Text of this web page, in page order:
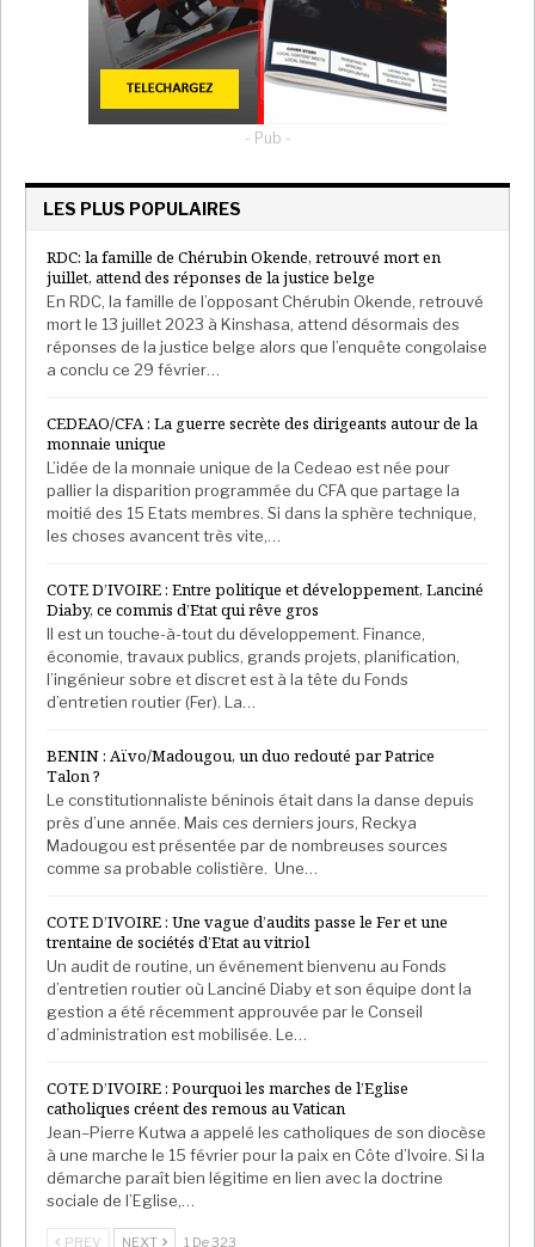
- Pub -
LES PLUS POPULAIRES
RDC: la famille de Chérubin Okende, retrouvé mort en
juillet, attend des réponses de la justice belge
En RDC, la famille de l’opposant Chérubin Okende, retrouvé
mort le 13 juillet 2023 à Kinshasa, attend désormais des
réponses de la justice belge alors que l’enquête congolaise
a conclu ce 29 février…
CEDEAO/CFA : La guerre secrète des dirigeants autour de la
monnaie unique
L’idée de la monnaie unique de la Cedeao est née pour
pallier la disparition programmée du CFA que partage la
moitié des 15 Etats membres. Si dans la sphère technique,
les choses avancent très vite,…
COTE D’IVOIRE : Entre politique et développement, Lanciné
Diaby, ce commis d’Etat qui rêve gros
Il est un touche-à-tout du développement. Finance,
économie, travaux publics, grands projets, planification,
l’ingénieur sobre et discret est à la tête du Fonds
d’entretien routier (Fer). La…
BENIN : Aïvo/Madougou, un duo redouté par Patrice
Talon ?
Le constitutionnaliste béninois était dans la danse depuis
près d’une année. Mais ces derniers jours, Reckya
Madougou est présentée par de nombreuses sources
comme sa probable colistière. Une…
COTE D’IVOIRE : Une vague d’audits passe le Fer et une
trentaine de sociétés d’Etat au vitriol
Un audit de routine, un événement bienvenu au Fonds
d’entretien routier où Lanciné Diaby et son équipe dont la
gestion a été récemment approuvée par le Conseil
d’administration est mobilisée. Le…
COTE D’IVOIRE : Pourquoi les marches de l’Eglise
catholiques créent des remous au Vatican
Jean–Pierre Kutwa a appelé les catholiques de son diocèse
à une marche le 15 février pour la paix en Côte d’Ivoire. Si la
démarche paraît bien légitime en lien avec la doctrine
sociale de l’Eglise,…
PREV NEXT 1 De 323